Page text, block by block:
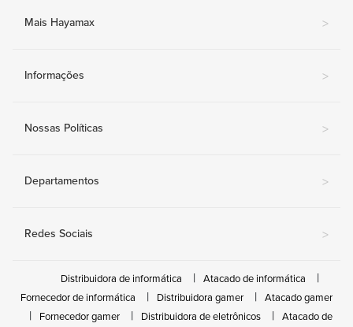
Mais Hayamax >
Informações >
Nossas Políticas >
Departamentos >
Redes Sociais >
Distribuidora de informática
Atacado de informática
Fornecedor de informática
Distribuidora gamer
Atacado gamer
Fornecedor gamer
Distribuidora de eletrônicos Atacado de